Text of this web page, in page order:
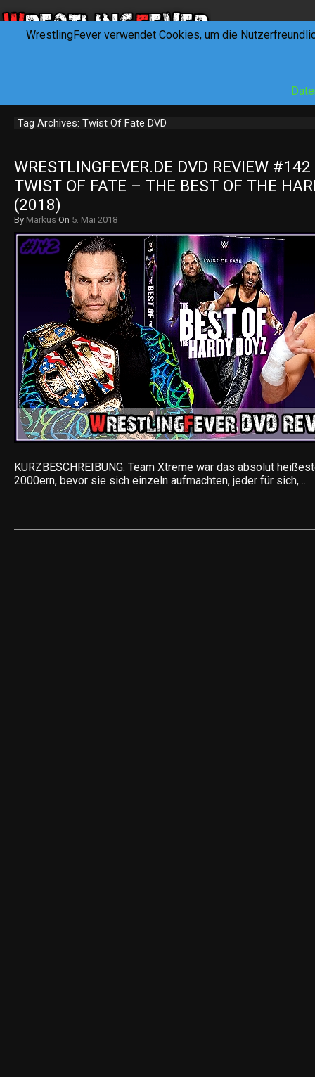
Tag Archives: Twist Of Fate DVD
WRESTLINGFEVER.DE DVD REVIEW #142
TWIST OF FATE – THE BEST OF THE
(2018)
By Markus On 5. Mai 2018
KURZBESCHREIBUNG: Team Xtreme war das absolut
2000ern, bevor sie sich einzeln aufmachten, jeder für sich,…
WrestlingFever verwendet Cookies, um die